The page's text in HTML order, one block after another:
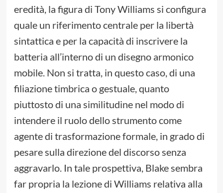
eredità, la figura di Tony Williams si configura
quale un riferimento centrale per la libertà
sintattica e per la capacità di inscrivere la
batteria all’interno di un disegno armonico
mobile. Non si tratta, in questo caso, di una
filiazione timbrica o gestuale, quanto
piuttosto di una similitudine nel modo di
intendere il ruolo dello strumento come
agente di trasformazione formale, in grado di
pesare sulla direzione del discorso senza
aggravarlo. In tale prospettiva, Blake sembra
far propria la lezione di Williams relativa alla